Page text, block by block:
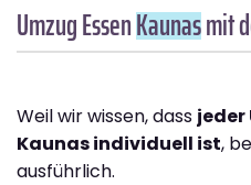
Umzug EssenKaunasmit
Weil wir wissen, dass jeder
Kaunas individuell ist,
ausführlich.